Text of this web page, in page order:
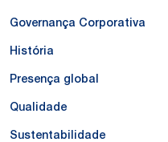
Governança Corporativa
História
Presença global
Qualidade
Sustentabilidade